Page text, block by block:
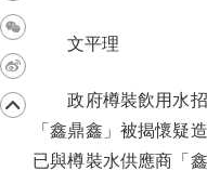
文平理
政府樽裝飲用水招
「鑫鼎鑫」被揭懷疑
已與樽裝水供應商「